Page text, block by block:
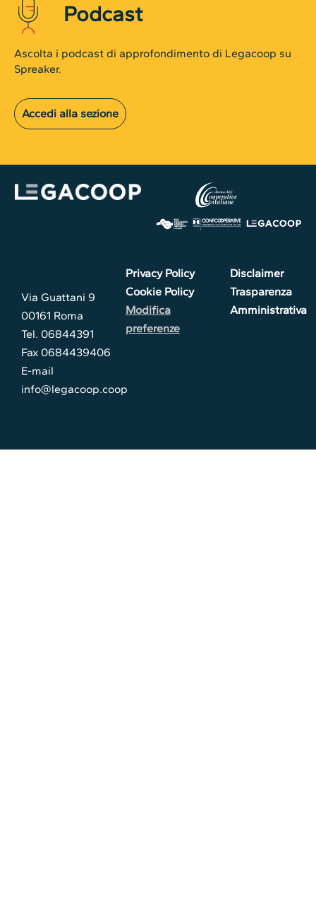
Podcast
Ascolta i podcast di approfondimento di Legacoop su
Spreaker.
Accedi alla sezione
Via Guattani 9
00161 Roma
Tel. 06844391
Fax 0684439406
E-mail
info@legacoop.coop
Privacy Policy
Cookie Policy
Modifica
preferenze
Disclaimer
Trasparenza
Amministrativa